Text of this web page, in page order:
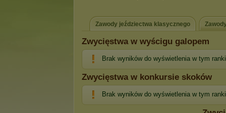
Zawody jeździectwa klasycznego
Zwycięstwa w wyścigu galopem
Brak wyników do wyświetlenia w tym
Zwycięstwa w konkursie skoków
Brak wyników do wyświetlenia w tym